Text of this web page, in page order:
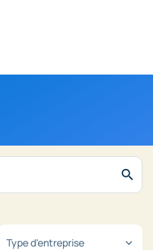
Type d'entreprise expand_more
search